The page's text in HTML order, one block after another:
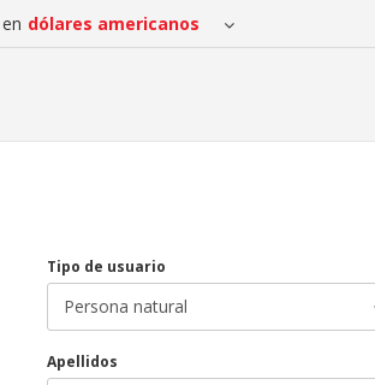
servicios
Tipo de usuario
Apellidos